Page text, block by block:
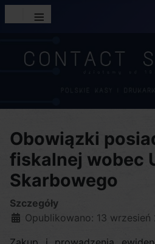
≡
Obowiązki
fiskalnej wobec
Skarbowego
Szczegóły
Opublikowano: 13 wrzesień